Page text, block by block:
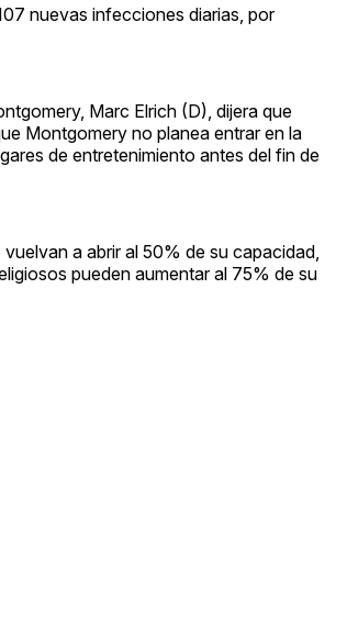
nuevas infecciones diarias, por
Marc Elrich (D), dijera que
Montgomery no planea entrar en la
de entretenimiento antes del fin de
a abrir al 50% de su capacidad,
pueden aumentar al 75% de su